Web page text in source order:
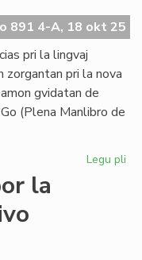
891 4-A, 18 okt 25
pri la lingvaj
zorgantan pri la nova
gvidatan de
(Plena Manlibro de
Legu pli
la